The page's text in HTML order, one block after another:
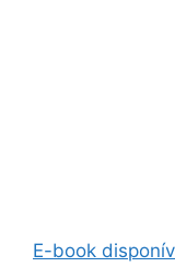
E-book